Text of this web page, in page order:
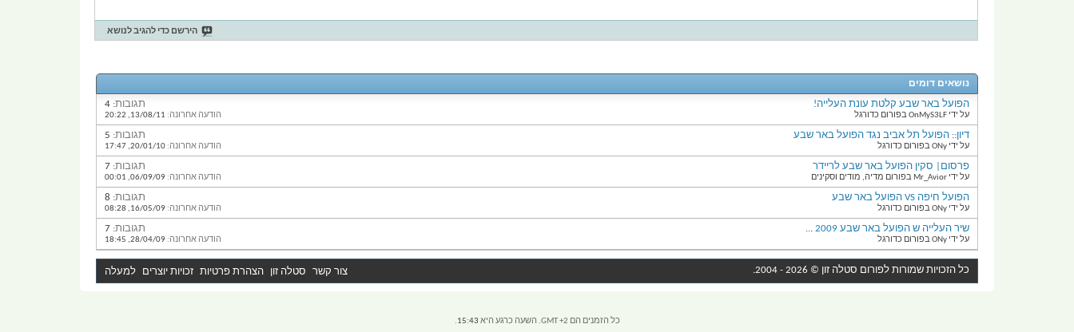
הירשם כדי להגיב לנושא
נושאים דומים
הפועל באר שבע קלטת עונת העלייה!
על ידי OnMyS3LF בפורום כדורגל
תגובות:
הודעה אחרונה: 20:22
דיון:: הפועל תל אביב נגד הפועל באר שבע
על ידי ONy בפורום כדורגל
תגובות:
הודעה אחרונה: 17:47
פרסום| סקין הפועל באר שבע לריידר
על ידי Mr_Avior בפורום מדיה, מודים וסקינים
תגובות:
הודעה אחרונה: 00:01
הפועל חיפה VS הפועל באר שבע
על ידי ONy בפורום כדורגל
תגובות:
הודעה אחרונה: 08:28
שיר העלייה ש הפועל באר שבע 2009 ...
על ידי ONy בפורום כדורגל
תגובות:
הודעה אחרונה: 18:45
כל הזכויות שמורות לפורום סטלה זון © 2026 - 2004. צור קשר סטלה זון הצהרת פרטיות זכויות יוצרים למעלה
כל הזמנים הם GMT +2. השעה כרגע היא 15:43
.